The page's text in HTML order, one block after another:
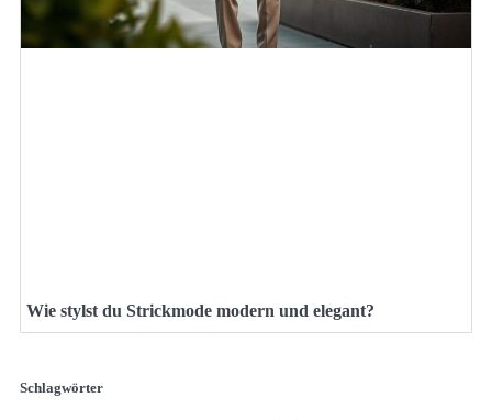
Wie stylst du Strickmode modern und elegant?
Schlagwörter